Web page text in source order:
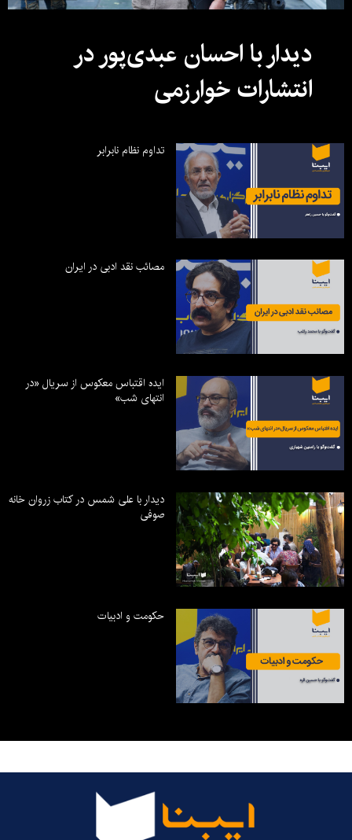
دیدار با احسان عبدی‌پور در
انتشارات خوارزمی
تداوم نظام نابرابر
مصائب نقد ادبی در ایران
ایده اقتباس معکوس از سریال «در
انتهای شب»
دیدار با علی شمس در کتاب زروان خانه
صوفی
حکومت و ادبیات